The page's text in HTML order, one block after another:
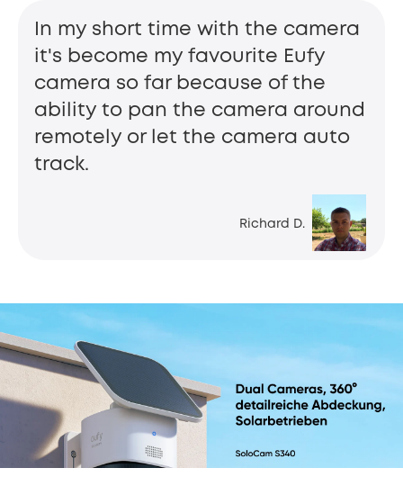
Richard D.
In my short time with the camera
it's become my favourite Eufy
camera so far because of the
ability to pan the camera around
remotely or let the camera auto
track.